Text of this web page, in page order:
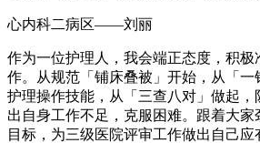
心内科二病区——刘丽
作为一位护理人，我会端正态度，积极
作。从规范「铺床叠被」开始，从「一
护理操作技能，从「三查八对」做起
出自身工作不足，克服困难。跟着大
目标，为三级医院评审工作做出自己应